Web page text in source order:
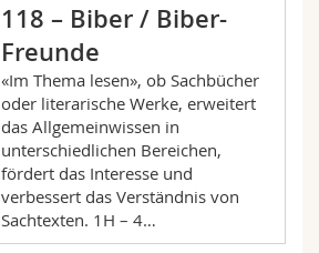
118 – Biber / Biber-
Freunde
«Im Thema lesen», ob Sachbücher
oder literarische Werke, erweitert
das Allgemeinwissen in
unterschiedlichen Bereichen,
fördert das Interesse und
verbessert das Verständnis von
Sachtexten. 1H – 4…